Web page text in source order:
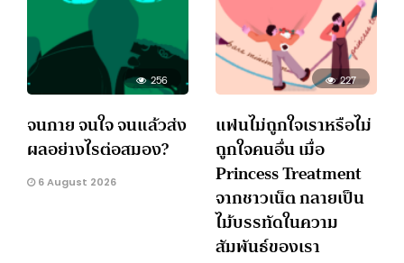
256
จนกาย จนใจ จนแล้วส่ง
ผลอย่างไรต่อสมอง?
6 August 2026
227
แฟนไม่ถูกใจเราหรือไม่
ถูกใจคนอื่น เมื่อ
Princess Treatment
จากชาวเน็ต กลายเป็น
ไม้บรรทัดในความ
สัมพันธ์ของเรา